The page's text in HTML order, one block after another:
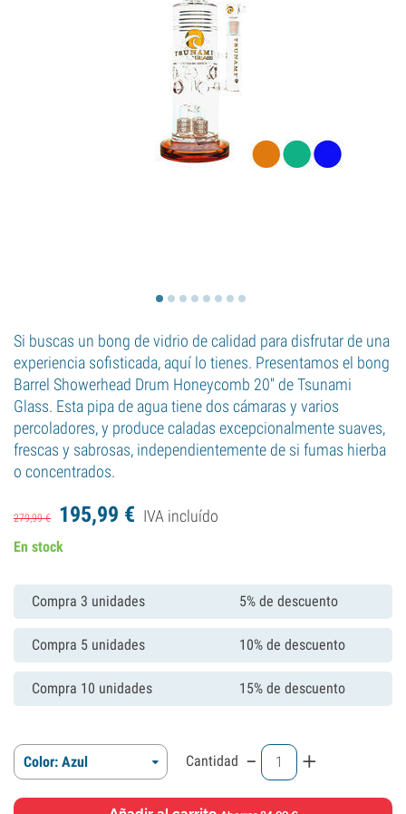
Si buscas un bong de vidrio de calidad para disfrutar de una
experiencia sofisticada, aquí lo tienes. Presentamos el bong
Barrel Showerhead Drum Honeycomb 20'' de Tsunami
Glass. Esta pipa de agua tiene dos cámaras y varios
percoladores, y produce caladas excepcionalmente suaves,
frescas y sabrosas, independientemente de si fumas hierba
o concentrados.
279,99€ 195,99 € IVA incluído
En stock
Compra 3 unidades 5% de descuento
Compra 5 unidades 10% de descuento
Compra 10 unidades 15% de descuento
Color: Azul Cantidad - +